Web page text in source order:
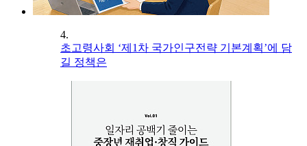
4.
초고령사회 ‘제1차 국가인구전략 기본계획’에 담
길 정책은